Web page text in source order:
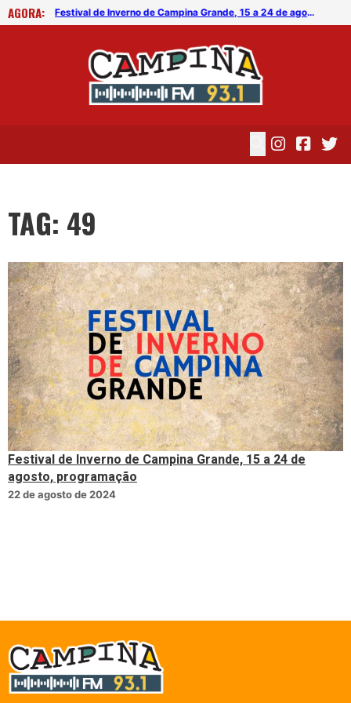
AGORA:
Festival de Inverno de Campina Grande, 15 a 24 de agosto, programação Festival de Inverno de Campina Grande, 15 a 24 de agosto, programação
TAG: 49
Festival de Inverno de Campina Grande, 15 a 24 de
agosto, programação
22 de agosto de 2024